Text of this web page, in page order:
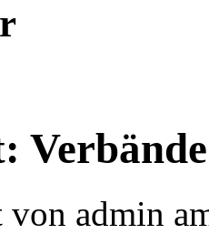
von admin